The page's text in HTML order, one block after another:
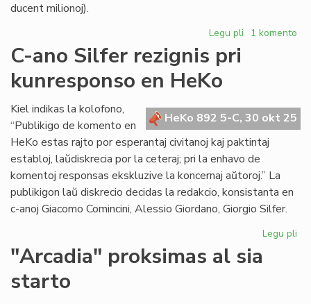
ducent milionoj).
Legu pli pri
al
bankroto
1 komento
C-ano Silfer rezignis pri
kunresponso en HeKo
HeKo 892 5-C, 30 okt 25
Kiel indikas la kolofono,
“Publikigo de komento en
HeKo estas rajto por esperantaj civitanoj kaj paktintaj
establoj, laŭdiskrecia por la ceteraj; pri la enhavo de
komentoj responsas ekskluzive la koncernaj aŭtoroj.” La
publikigon laŭ diskrecio decidas la redakcio, konsistanta en
c-anoj Giacomo Comincini, Alessio Giordano, Giorgio Silfer.
Legu pli
"Arcadia" proksimas al sia
starto